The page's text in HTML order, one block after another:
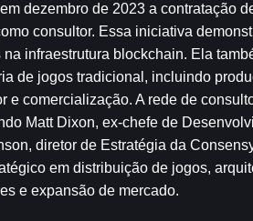
dezembro de 2023 a contratação
consultor. Essa iniciativa
infraestrutura blockchain. Ela
de jogos tradicional, incluindo
e comercialização. A rede de
Matt Dixon, ex-chefe de
diretor de Estratégia da
em distribuição de jogos,
e expansão de mercado.